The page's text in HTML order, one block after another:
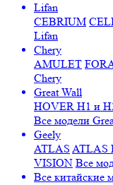
Lifan
CEBRIUM
Lifan
Chery
AMULET
Chery
Great Wall
HOVER H1 и
Все модели
Geely
ATLAS ATLAS
VISION Все
Все китайские